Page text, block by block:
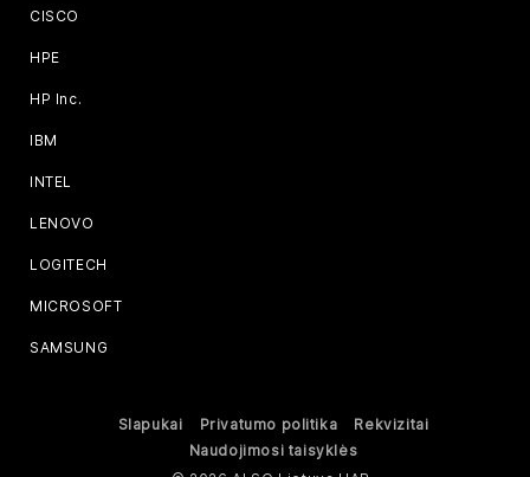
CISCO
HPE
HP Inc.
IBM
INTEL
LENOVO
LOGITECH
MICROSOFT
SAMSUNG
Slapukai Privatumo politika
Rekvizitai
Naudojimosi taisyklės